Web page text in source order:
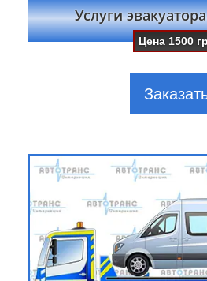
Услуги
Цена1500